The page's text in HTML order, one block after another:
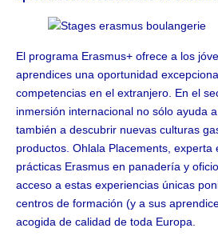
El programa Erasmus+ ofrece a los
aprendices una oportunidad
competencias en el extranjero. En el
inmersión internacional no sólo ayuda
también a descubrir nuevas culturas
productos. Ohlala Placements, experta
prácticas Erasmus en panadería y
acceso a estas experiencias únicas
centros de formación (y a sus
acogida de calidad de toda Europa.